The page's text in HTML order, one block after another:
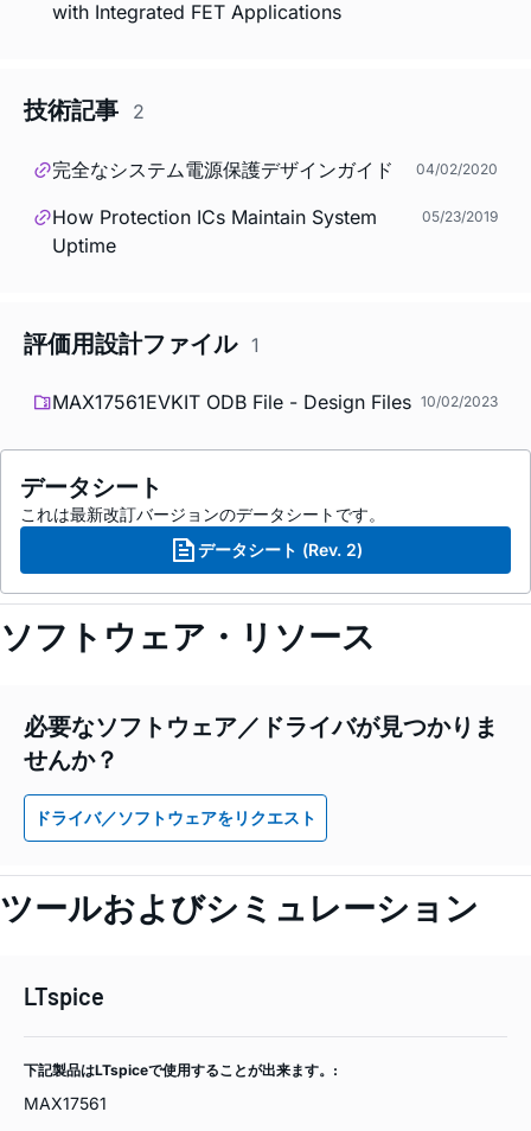
with Integrated FET Applications
技術記事 2
完全なシステム電源保護デザインガイド 04/02/2020
How Protection ICs Maintain System
Uptime
05/23/2019
評価用設計ファイル 1
MAX17561EVKIT ODB File - Design Files 10/02/2023
データシート
これは最新改訂バージョンのデータシートです。
データシート (Rev. 2)
ソフトウェア・リソース
必要なソフトウェア／ドライバが見つかりま
せんか？
ドライバ／ソフトウェアをリクエスト
ツールおよびシミュレーション
LTspice
下記製品はLTspiceで使用することが出来ます。:
MAX17561